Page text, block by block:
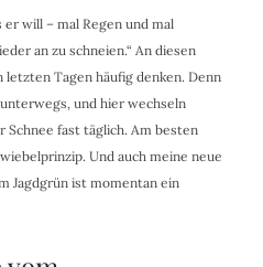
will – mal Regen und mal
an zu schneien.“ An diesen
Tagen häufig denken. Denn
und hier wechseln
Schnee fast täglich. Am besten
Und auch meine neue
Jagdgrün ist momentan ein